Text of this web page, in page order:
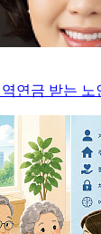
연금 받는